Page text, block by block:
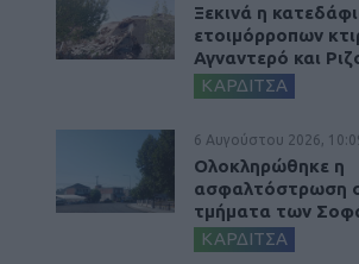
Ξεκινά η
ετοιμόρροπων
Αγναντερό και
ΚΑΡΔΙΤΣΑ
6 Αυγούστου 2026,
Ολοκληρώθηκε η
ασφαλτόστρωση
τμήματα των
ΚΑΡΔΙΤΣΑ